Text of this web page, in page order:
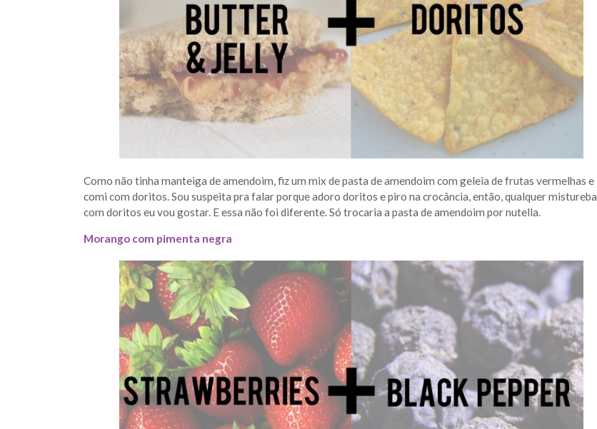
Como não tinha manteiga de amendoim, fiz um mix de pasta de amendoim com geleia de frutas vermelhas e
comi com doritos. Sou suspeita pra falar porque adoro doritos e piro na crocância, então, qualquer mistureba
com doritos eu vou gostar. E essa não foi diferente. Só trocaria a pasta de amendoim por nutella.
Morango com pimenta negra